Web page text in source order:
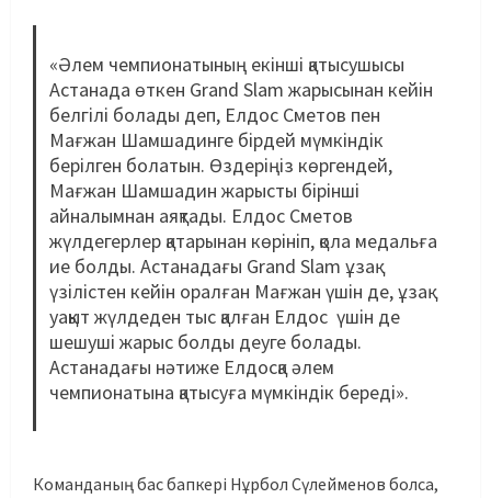
«Әлем чемпионатының екінші қатысушысы
Астанада өткен Grand Slam жарысынан кейін
белгілі болады деп, Елдос Сметов пен
Мағжан Шамшадинге бірдей мүмкіндік
берілген болатын. Өздеріңіз көргендей,
Мағжан Шамшадин жарысты бірінші
айналымнан аяқтады. Елдос Сметов
жүлдегерлер қатарынан көрініп, қола медальға
ие болды. Астанадағы Grand Slam ұзақ
үзілістен кейін оралған Мағжан үшін де, ұзақ
уақыт жүлдеден тыс қалған Елдос үшін де
шешуші жарыс болды деуге болады.
Астанадағы нәтиже Елдосқа әлем
чемпионатына қатысуға мүмкіндік береді».
Команданың бас бапкері Нұрбол Сүлейменов болса,